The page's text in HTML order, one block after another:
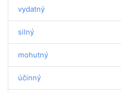
vydatný
silný
mohutný
účinný